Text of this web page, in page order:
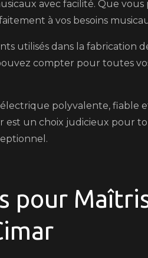
avec facilité. Que vous
à vos besoins
utilisés dans la fabrication
compter pour toutes
polyvalente, fiable
un choix judicieux pour
pour